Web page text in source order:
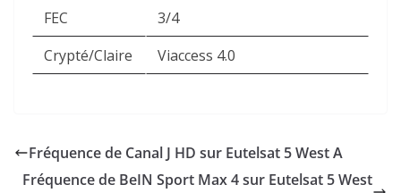
FEC
3/4
Crypté/Claire
Viaccess 4.0
Fréquence de Canal J HD sur Eutelsat 5 West A
Fréquence de BeIN Sport Max 4 sur Eutelsat 5 West